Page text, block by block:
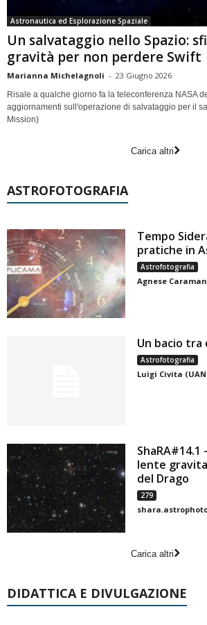
Astronautica ed Esplorazione Spaziale
Un salvataggio nello Spazio:
gravità per non perdere Swift
Marianna Michelagnoli - 23 Giugno 2026
Risale a qualche giorno fa la teleconferenza NASA
aggiornamenti sull'operazione di salvataggio per il
Mission)
Carica altri
ASTROFOTOGRAFIA
Tempo
pratiche in
Astrofotografia
Agnese
Un bacio tra
Astrofotografia
Luigi Civita
ShaRA#14.1
lente
del Drago
279
Carica altri
DIDATTICA E DIVULGAZIONE